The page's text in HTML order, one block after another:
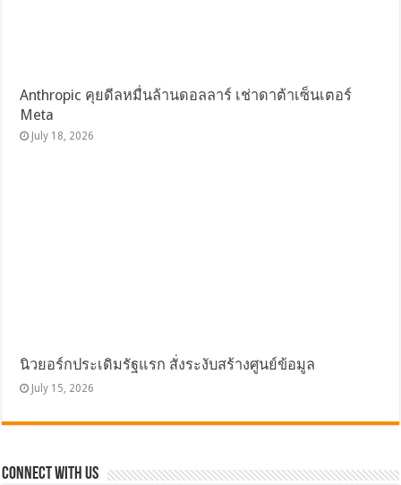
Anthropic คุยดีลหมื่นล้านดอลลาร์ เช่าดาต้าเซ็นเตอร์
Meta
July 18, 2026
นิวยอร์กประเดิมรัฐแรก สั่งระงับสร้างศูนย์ข้อมูล
July 15, 2026
Connect with Us